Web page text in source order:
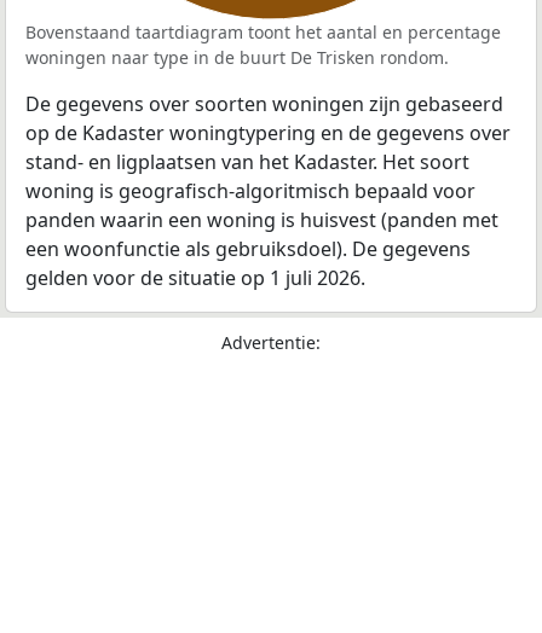
Bovenstaand taartdiagram toont het aantal en percentage
woningen naar type in de buurt De Trisken rondom.
De gegevens over soorten woningen zijn gebaseerd
op de Kadaster woningtypering en de gegevens over
stand- en ligplaatsen van het Kadaster. Het soort
woning is geografisch-algoritmisch bepaald voor
panden waarin een woning is huisvest (panden met
een woonfunctie als gebruiksdoel). De gegevens
gelden voor de situatie op 1 juli 2026.
Advertentie: